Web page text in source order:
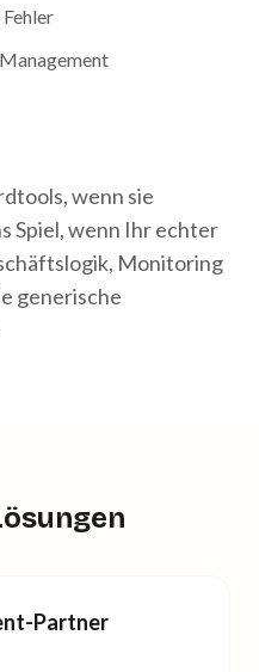
wenn sie
Spiel, wenn Ihr echter
Monitoring
generische
Partner